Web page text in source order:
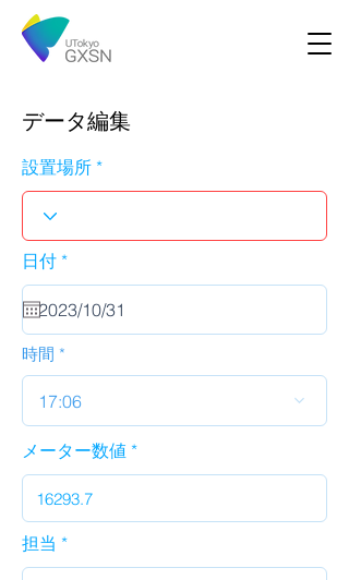
データ編集
設置場所
日付 *r
u
i
d
時間
17:06
メーター数値
担当